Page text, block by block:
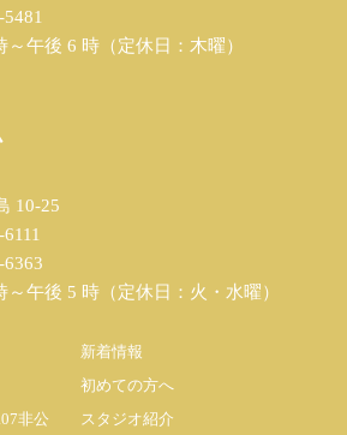
～午後 6 時（定休日：木曜）
10-25
6363
～午後 5 時（定休日：火・水曜）
新着情報
初めての方へ
非公
スタジオ紹介